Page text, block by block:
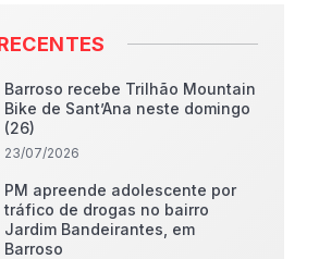
Barroso recebe Trilhão Mountain
Bike de Sant’Ana neste domingo
(26)
23/07/2026
PM apreende adolescente por
tráfico de drogas no bairro
Jardim Bandeirantes, em
Barroso